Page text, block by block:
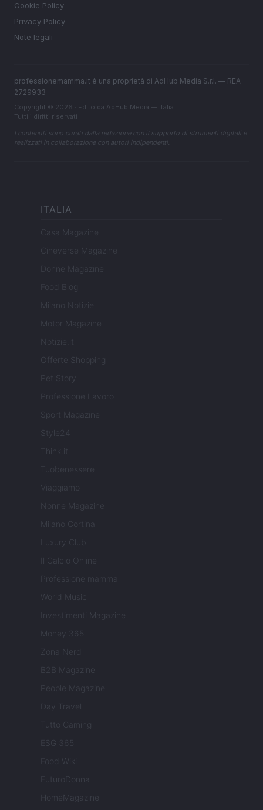
Cookie Policy
Privacy Policy
Note legali
professionemamma.it è una proprietà di AdHub Media S.r.l. — REA
2729933
Copyright © 2026 · Edito da AdHub Media — Italia
Tutti i diritti riservati
I contenuti sono curati dalla redazione con il supporto di strumenti digitali e
realizzati in collaborazione con autori indipendenti.
ITALIA
Casa Magazine
Cineverse Magazine
Donne Magazine
Food Blog
Milano Notizie
Motor Magazine
Notizie.it
Offerte Shopping
Pet Story
Professione Lavoro
Sport Magazine
Style24
Think.it
Tuobenessere
Viaggiamo
Nonne Magazine
Milano Cortina
Luxury Club
Il Calcio Online
Professione mamma
World Music
Investimenti Magazine
Money 365
Zona Nerd
B2B Magazine
People Magazine
Day Travel
Tutto Gaming
ESG 365
Food Wiki
FuturoDonna
HomeMagazine